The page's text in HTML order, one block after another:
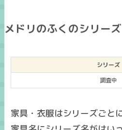
メドリのふくのシリーズ
シリーズ
調査中
家具・衣服はシリーズごと